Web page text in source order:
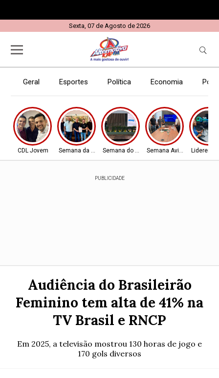
Sexta, 07 de Agosto de 2026
Geral Esportes Política Economia
CDL Jovem Semana da AviaçãoSemana do AviadorSemana Aviador
PUBLICIDADE
Audiência do Brasileirão
Feminino tem alta de 41% na
TV Brasil e RNCP
Em 2025, a televisão mostrou 130 horas de jogo e
170 gols diversos